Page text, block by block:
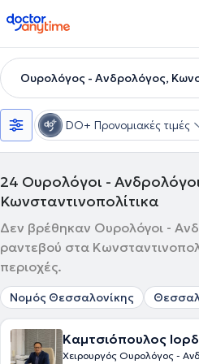
doctoranytime
Ουρολόγος - Ανδρολόγος,
DO+ Προνομιακές τιμές
24 Ουρολόγοι -
Κωνσταντινοπολίτικα
Δεν βρέθηκαν Ουρολόγοι -
ραντεβού στα
περιοχές.
Νομός Θεσσαλονίκης
Καμτσιόπουλος
Χειρουργός Ουρολόγος -